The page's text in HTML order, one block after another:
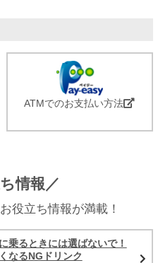
ATMでのお支払い方法
情報／
役立ち情報が満載！
乗るときには選ばないで！
なるNGドリンク